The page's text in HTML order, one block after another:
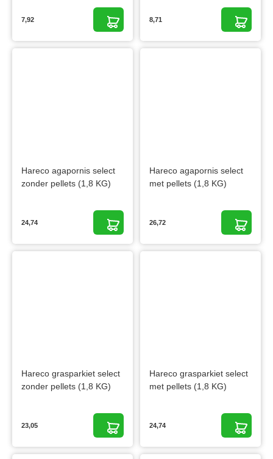
7,92 8,71
Hareco agapornis select
zonder pellets (1,8 KG)
24,74
Hareco agapornis select
met pellets (1,8 KG)
26,72
Hareco grasparkiet select
zonder pellets (1,8 KG)
23,05
Hareco grasparkiet select
met pellets (1,8 KG)
24,74